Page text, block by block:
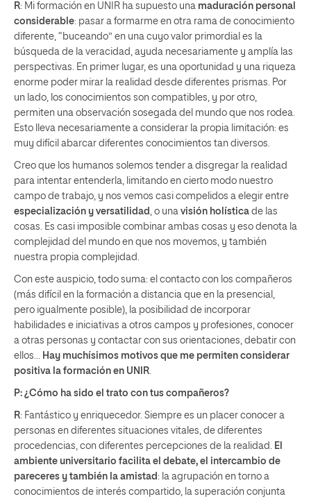
R: Mi formación en UNIR ha supuesto una maduración personal
considerable: pasar a formarme en otra rama de conocimiento
diferente, “buceando” en una cuyo valor primordial es la
búsqueda de la veracidad, ayuda necesariamente y amplía las
perspectivas. En primer lugar, es una oportunidad y una riqueza
enorme poder mirar la realidad desde diferentes prismas. Por
un lado, los conocimientos son compatibles, y por otro,
permiten una observación sosegada del mundo que nos rodea.
Esto lleva necesariamente a considerar la propia limitación: es
muy difícil abarcar diferentes conocimientos tan diversos.
Creo que los humanos solemos tender a disgregar la realidad
para intentar entenderla, limitando en cierto modo nuestro
campo de trabajo, y nos vemos casi compelidos a elegir entre
especialización y versatilidad , o una visión holística de las
cosas. Es casi imposible combinar ambas cosas y eso denota la
complejidad del mundo en que nos movemos, y también
nuestra propia complejidad.
Con este auspicio, todo suma: el contacto con los compañeros
(más difícil en la formación a distancia que en la presencial,
pero igualmente posible), la posibilidad de incorporar
habilidades e iniciativas a otros campos y profesiones, conocer
a otras personas y contactar con sus orientaciones, debatir con
ellos…
Hay muchísimos motivos que me permiten considerar
positiva la formación en UNIR
P: ¿Cómo ha sido el trato con tus compañeros?
R: Fantástico y enriquecedor. Siempre es un placer conocer a
personas en diferentes situaciones vitales, de diferentes
procedencias, con diferentes percepciones de la realidad.
El
ambiente universitario facilita el debate, el intercambio de
pareceres y también la amistad : la agrupación en torno a
conocimientos de interés compartido, la superación conjunta